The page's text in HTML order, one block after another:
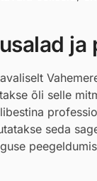
ja
õli selle
seda